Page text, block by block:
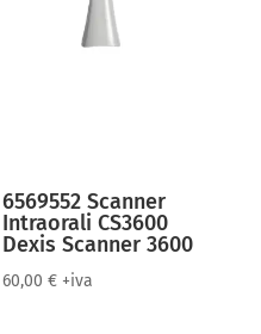
6569552 Scanner
Intraorali CS3600
Dexis Scanner 3600
60,00€ +iva